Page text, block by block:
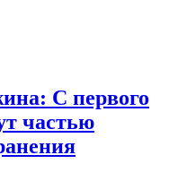
С первого
частью